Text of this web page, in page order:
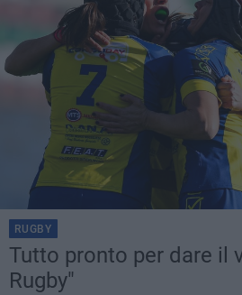
RUGBY
Tutto pronto per dare il
Rugby"